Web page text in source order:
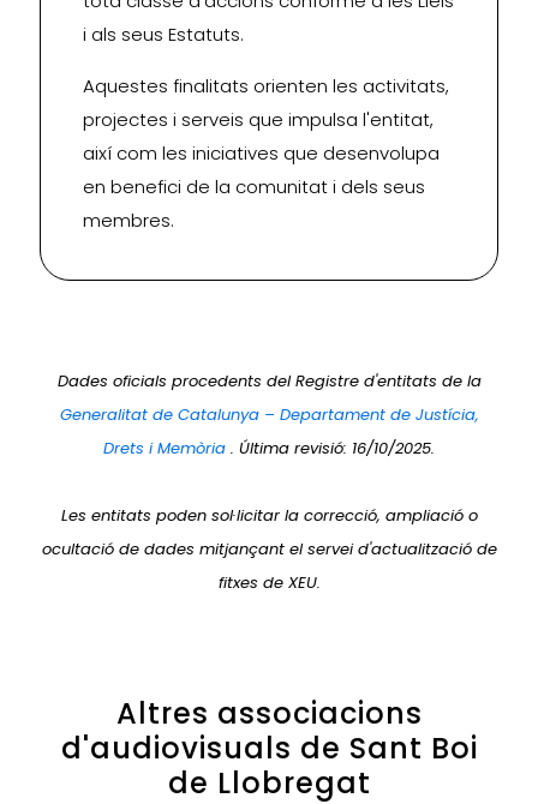
i als seus Estatuts.
Aquestes finalitats orienten les activitats,
projectes i serveis que impulsa l'entitat,
així com les iniciatives que desenvolupa
en benefici de la comunitat i dels seus
membres.
Dades oficials procedents del Registre d'entitats de la
Generalitat de Catalunya – Departament de Justícia,
Drets i Memòria . Última revisió: 16/10/2025.
Les entitats poden sol·licitar la correcció, ampliació o
ocultació de dades mitjançant el servei d'actualització de
fitxes de XEU.
Altres associacions
d'audiovisuals de Sant Boi
de Llobregat